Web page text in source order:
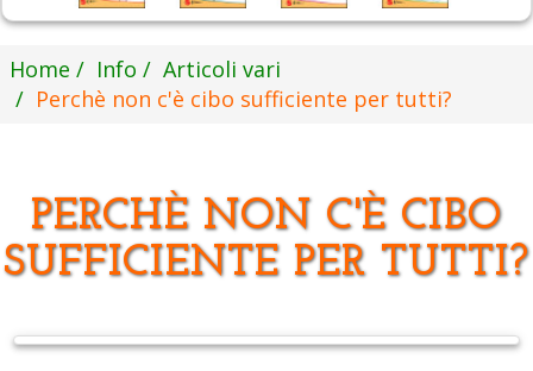
Home Info
Articoli vari
Perchè non c'è cibo sufficiente per tutti?
PERCHÈ NON C'È CIBO
SUFFICIENTE PER TUTTI?